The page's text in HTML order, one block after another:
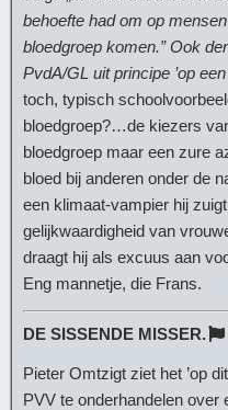
behoefte had om op
bloedgroep komen.” Ook
PvdA/GL uit principe ’op
toch, typisch
bloedgroep?…de kiezers
bloedgroep maar een zure
bloed bij anderen onder de
een klimaat-vampier hij
gelijkwaardigheid van
draagt hij als excuus aan
Eng mannetje, die Frans.
DE SISSENDE MISSER.
Pieter Omtzigt ziet het ’op
PVV te onderhandelen over